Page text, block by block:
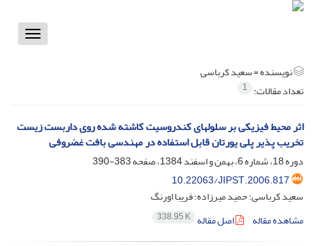
Toggle
نویسنده =سعید کرباسی
تعداد مقالات: 1
اثر محیط فیزیکی بر سلولهای کندروسیت کاشته شده روی داربست زیست
تخریب پذیر پلی یورتان قابل استفاده در مهندسی بافت غضروفی
دوره 18، شماره 6، بهمن و اسفند 1384، صفحه
383-390
10.22063/JIPST.2006.817
سعید کرباسی؛ حمید میرزاده؛ فریبا اورنگ
مشاهده مقاله
اصل مقاله 338.95 K